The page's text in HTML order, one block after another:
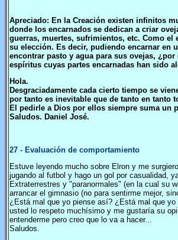
Apreciado: En la Creación existen infinitos
donde los encarnados se dedican a criar
guerras, muertes, sufrimientos, etc. Como
su elección. Es decir, pudiendo encarnar en
encontrar pasto y agua para sus ovejas,
espíritus cuyas partes encarnadas han sido
Hola.
Desgraciadamente cada cierto tiempo se
por tanto es inevitable que de tanto en tanto
El pedirle a Dios por ellos siempre suma un
Saludos. Daniel José.
27 - Evaluación de comportamiento
Estuve leyendo mucho sobre Elron y me
jugando al futbol y hago un gol por casualidad,
Extraterrestres y "paranormales" (en la cual su
arrancar el gimnasio (no para sentirme mejor,
¿Está mal que yo piense así? ¿Está mal que
usted lo respeto muchísimo y me gustaría su
entenderme pero creo que lo va a hacer...
Saludos.